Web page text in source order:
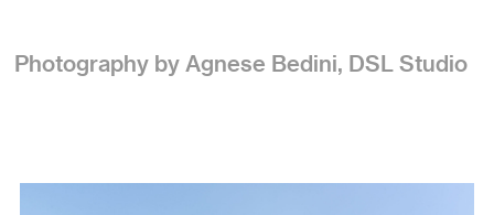
Photography by Agnese Bedini, DSL Studio